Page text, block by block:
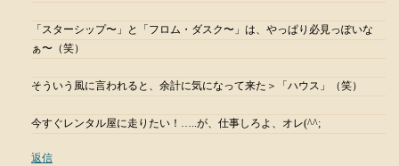
「スターシップ〜」と「フロム・ダスク〜」は、やっぱり必見っぽいな
ぁ〜（笑）
そういう風に言われると、余計に気になって来た＞「ハウス」（笑）
今すぐレンタル屋に走りたい！…..が、仕事しろよ、オレ(^^;
返信